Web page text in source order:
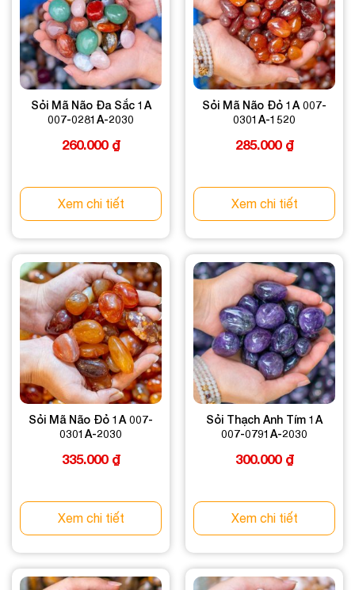
Sỏi Mã Não Đa Sắc 1A
007-0281A-2030
260.000 ₫
Xem chi tiết
Sỏi Mã Não Đỏ 1A 007-
0301A-1520
285.000 ₫
Xem chi tiết
Sỏi Mã Não Đỏ 1A 007-
0301A-2030
335.000 ₫
Xem chi tiết
Sỏi Thạch Anh Tím 1A
007-0791A-2030
300.000 ₫
Xem chi tiết